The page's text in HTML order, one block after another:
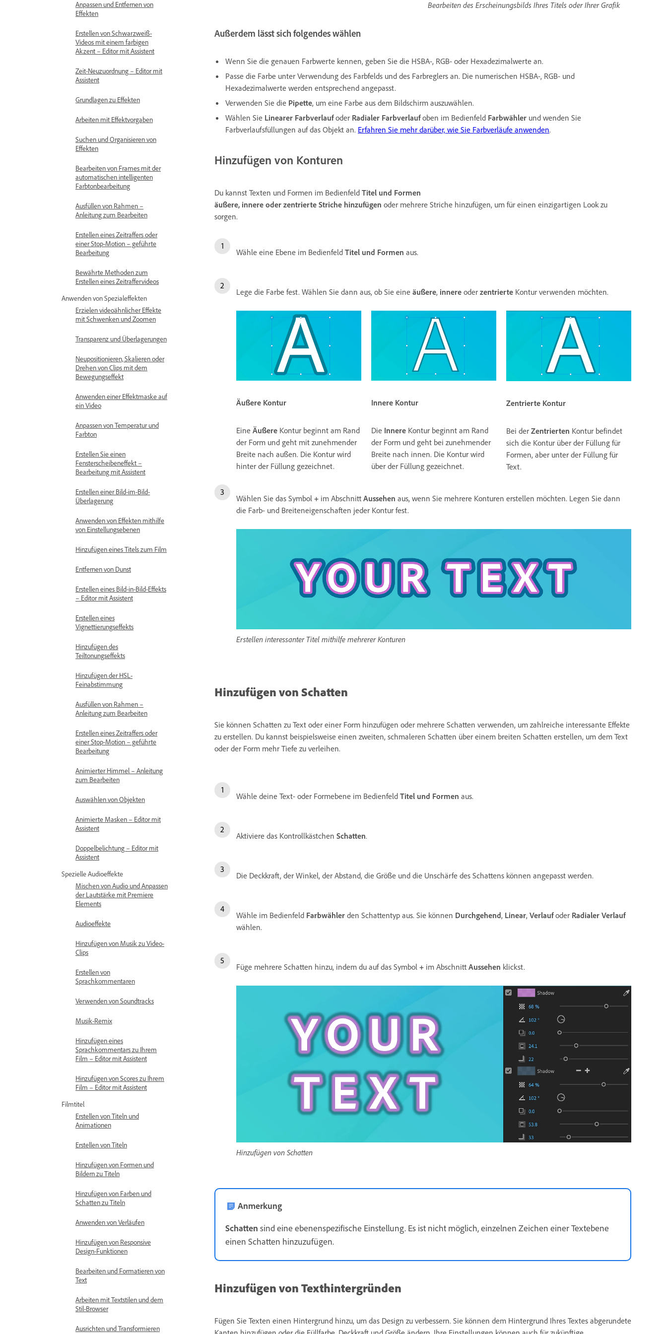
Anpassen und Entfernen von
Effekten
Erstellen von Schwarzweiß-
Videos mit einem farbigen
Akzent – Editor mit Assistent
Zeit-Neuzuordnung – Editor mit
Assistent
Grundlagen zu Effekten
Arbeiten mit Effektvorgaben
Suchen und Organisieren von
Effekten
Bearbeiten von Frames mit der
automatischen intelligenten
Farbtonbearbeitung
Ausfüllen von Rahmen –
Anleitung zum Bearbeiten
Erstellen eines Zeitraffers oder
einer Stop-Motion – geführte
Bearbeitung
Bewährte Methoden zum
Erstellen eines Zeitraffervideos
Anwenden von Spezialeffekten
Erzielen videoähnlicher Effekte
mit Schwenken und Zoomen
Transparenz und Überlagerungen
Neupositionieren, Skalieren oder
Drehen von Clips mit dem
Bewegungseffekt
Anwenden einer Effektmaske auf
ein Video
Anpassen von Temperatur und
Farbton
Erstellen Sie einen
Fensterscheibeneffekt –
Bearbeitung mit Assistent
Erstellen einer Bild-im-Bild-
Überlagerung
Anwenden von Effekten mithilfe
von Einstellungsebenen
Hinzufügen eines Titels zum Film
Entfernen von Dunst
Erstellen eines Bild-in-Bild-Effekts
– Editor mit Assistent
Erstellen eines
Vignettierungseffekts
Hinzufügen des
Teiltonungseffekts
Hinzufügen der HSL-
Feinabstimmung
Ausfüllen von Rahmen –
Anleitung zum Bearbeiten
Erstellen eines Zeitraffers oder
einer Stop-Motion – geführte
Bearbeitung
Animierter Himmel – Anleitung
zum Bearbeiten
Auswählen von Objekten
Animierte Masken – Editor mit
Assistent
Doppelbelichtung – Editor mit
Assistent
Spezielle Audioeffekte
Mischen von Audio und Anpassen
der Lautstärke mit Premiere
Elements
Audioeffekte
Hinzufügen von Musik zu Video-
Clips
Erstellen von
Sprachkommentaren
Verwenden von Soundtracks
Musik-Remix
Hinzufügen eines
Sprachkommentars zu Ihrem
Film – Editor mit Assistent
Hinzufügen von Scores zu Ihrem
Film – Editor mit Assistent
Filmtitel
Erstellen von Titeln und
Animationen
Erstellen von Titeln
Hinzufügen von Formen und
Bildern zu Titeln
Hinzufügen von Farben und
Schatten zu Titeln
Anwenden von Verläufen
Hinzufügen von Responsive
Design-Funktionen
Bearbeiten und Formatieren von
Text
Arbeiten mit Textstilen und dem
Stil-Browser
Ausrichten und Transformieren
Bearbeiten des Erscheinungsbilds Ihres Titels oder Ihrer Grafik
Außerdem lässt sich folgendes wählen
Wenn Sie die genauen Farbwerte kennen, geben Sie die HSBA-, RGB- oder Hexadezimalwerte an.
Passe die Farbe unter Verwendung des Farbfelds und des Farbreglers an. Die numerischen HSBA-, RGB- und
Hexadezimalwerte werden entsprechend angepasst.
Verwenden Sie die Pipette, um eine Farbe aus dem Bildschirm auszuwählen.
Wählen Sie Linearer Farbverlaufoder Radialer Farbverlaufoben im Bedienfeld Farbwähler und wenden Sie
Farbverlaufsfüllungen auf das Objekt an. Erfahren Sie mehr darüber, wie Sie Farbverläufe anwenden.
Hinzufügen von Konturen
Du kannst Texten und Formen im Bedienfeld Titel und Formen
äußere, innere oder zentrierte Striche hinzufügen oder mehrere Striche hinzufügen, um für einen einzigartigen Look zu
sorgen.
Wähle eine Ebene im Bedienfeld Titel und Formen aus.
Lege die Farbe fest. Wählen Sie dann aus, ob Sie eine äußere, innere oder zentrierte Kontur verwenden möchten.
Äußere Kontur
Eine Äußere Kontur beginnt am Rand
der Form und geht mit zunehmender
Breite nach außen. Die Kontur wird
hinter der Füllung gezeichnet.
InnereKontur
Die InnereKontur beginnt am Rand
der Form und geht bei zunehmender
Breite nach innen. Die Kontur wird
über der Füllung gezeichnet.
ZentrierteKontur
Bei der Zentrierten Kontur befindet
sich die Kontur über der Füllung für
Formen, aber unter der Füllung für
Text.
Wählen Sie das Symbol + im Abschnitt Aussehen aus, wenn Sie mehrere Konturen erstellen möchten. Legen Sie dann
die Farb- und Breiteneigenschaften jeder Kontur fest.
Erstellen interessanter Titel mithilfe mehrerer Konturen
Hinzufügen von Schatten
Sie können Schatten zu Text oder einer Form hinzufügen oder mehrere Schatten verwenden, um zahlreiche interessante Effekte
zu erstellen. Du kannst beispielsweise einen zweiten, schmaleren Schatten über einem breiten Schatten erstellen, um dem Text
oder der Form mehr Tiefe zu verleihen.
Wähle deine Text- oder Formebene im Bedienfeld Titel und Formen aus.
Aktiviere das Kontrollkästchen Schatten.
Die Deckkraft, der Winkel, der Abstand, die Größe und die Unschärfe des Schattens können angepasst werden.
Wähle im Bedienfeld Farbwähler den Schattentyp aus. Sie können Durchgehend, Linear, Verlaufoder Radialer Verlauf
wählen.
Füge mehrere Schatten hinzu, indem du auf das Symbol + im Abschnitt Aussehen klickst.
Hinzufügen von Schatten
Anmerkung
Schatten sind eine ebenenspezifische Einstellung. Es ist nicht möglich, einzelnen Zeichen einer Textebene
einen Schatten hinzuzufügen.
Hinzufügen von Texthintergründen
Fügen Sie Texten einen Hintergrund hinzu, um das Design zu verbessern. Sie können dem Hintergrund Ihres Textes abgerundete